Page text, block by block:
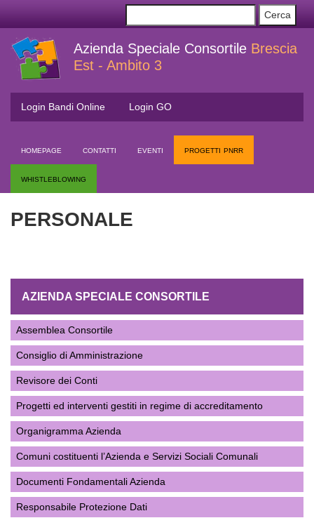
Azienda Speciale Consortile Brescia
Est - Ambito 3
Login Bandi Online Login GO
homepage contatti eventi progetti pnrr
whistleblowing
PERSONALE
AZIENDA SPECIALE CONSORTILE
Assemblea Consortile
Consiglio di Amministrazione
Revisore dei Conti
Progetti ed interventi gestiti in regime di accreditamento
Organigramma Azienda
Comuni costituenti l’Azienda e Servizi Sociali Comunali
Documenti Fondamentali Azienda
Responsabile Protezione Dati